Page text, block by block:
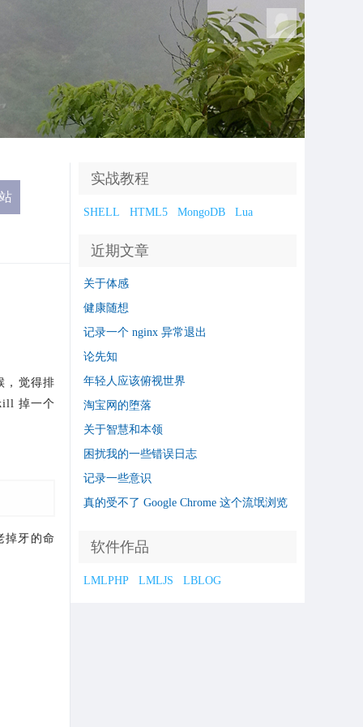
，觉得排
掉一个
掉牙的命
实战教程
SHELL HTML5 MongoDB Lua
近期文章
关于体感
健康随想
记录一个 nginx 异常退出
论先知
年轻人应该俯视世界
淘宝网的堕落
关于智慧和本领
困扰我的一些错误日志
记录一些意识
真的受不了 Google Chrome 这个流氓浏览
软件作品
LMLPHP LMLJS LBLOG